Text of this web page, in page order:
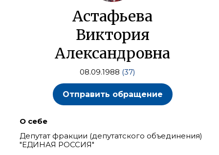
Астафьева
Виктория
Александровна
08.09.1988 (37)
Отправить обращение
О себе
Депутат фракции (депутатского объединения)
"ЕДИНАЯ РОССИЯ"